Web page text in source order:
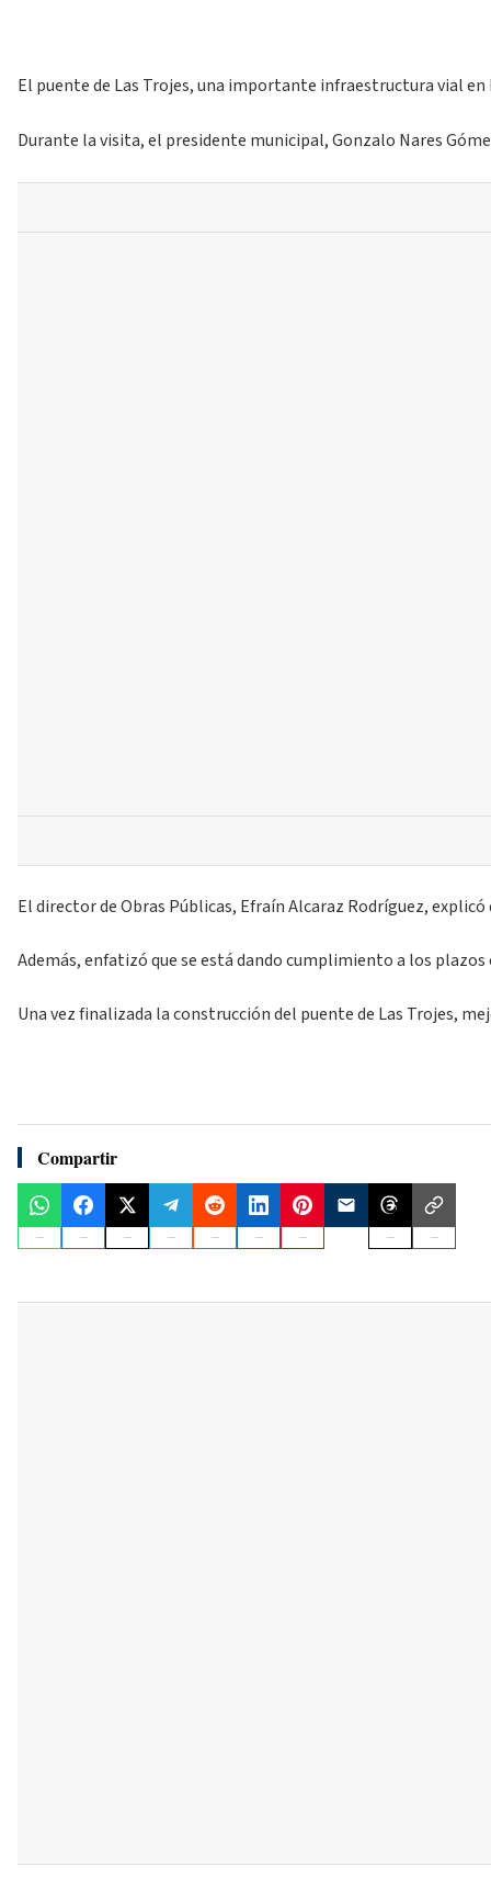
El puente de Las Trojes, una importante infraestructura vial
Durante la visita, el presidente municipal, Gonzalo Nares
El director de Obras Públicas, Efraín Alcaraz Rodríguez,
Además, enfatizó que se está dando cumplimiento a los
Una vez finalizada la construcción del puente de Las Trojes,
Compartir